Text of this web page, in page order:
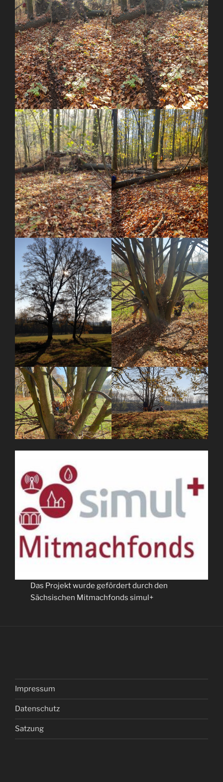
Das Projekt wurde gefördert durch den
Sächsischen Mitmachfonds simul+
Impressum
Datenschutz
Satzung